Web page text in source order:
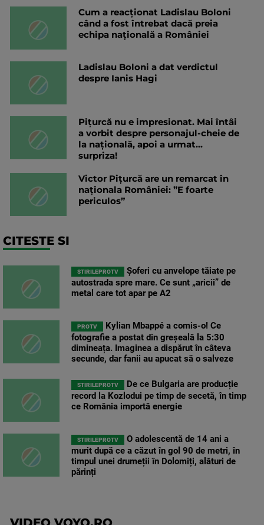
Cum a reacționat Ladislau Boloni
când a fost întrebat dacă preia
echipa națională a României
Ladislau Boloni a dat verdictul
despre Ianis Hagi
Pițurcă nu e impresionat. Mai întâi
a vorbit despre personajul-cheie de
la națională, apoi a urmat...
surpriza!
Victor Pițurcă are un remarcat în
naționala României: ”E foarte
periculos”
CITESTE SI
STIRILEPROTV
Șoferi cu anvelope tăiate pe
autostrada spre mare. Ce sunt „aricii” de
metal care tot apar pe A2
PROTV
Kylian Mbappé a comis-o! Ce
fotografie a postat din greșeală la 5:30
dimineața. Imaginea a dispărut în câteva
secunde, dar fanii au apucat să o salveze
STIRILEPROTV
De ce Bulgaria are producție
record la Kozlodui pe timp de secetă, în timp
ce România importă energie
STIRILEPROTV
O adolescentă de 14 ani a
murit după ce a căzut în gol 90 de metri, în
timpul unei drumeții în Dolomiți, alături de
părinți